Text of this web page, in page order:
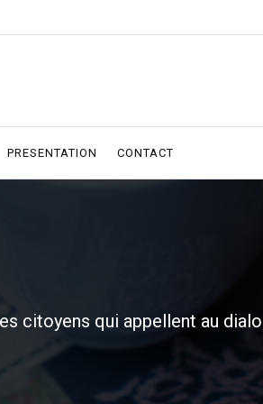
PRESENTATION CONTACT
citoyens qui appellent au